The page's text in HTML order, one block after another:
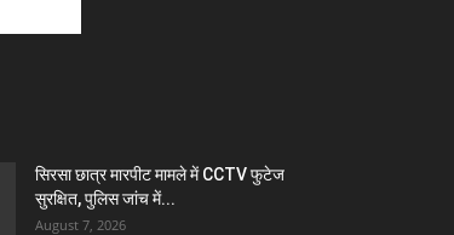
सिरसा छात्र मारपीट मामले में CCTV फुटेज
सुरक्षित, पुलिस जांच में...
August 7, 2026